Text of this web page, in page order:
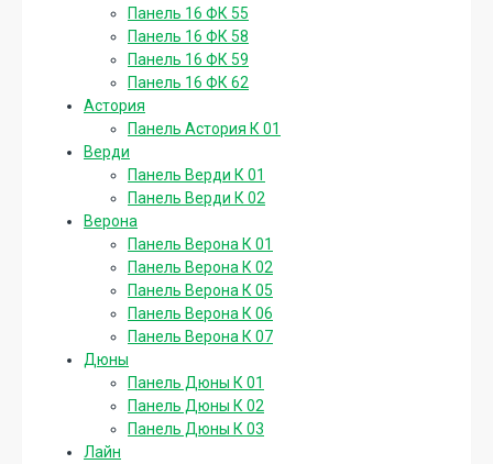
Панель 16 ФК 55
Панель 16 ФК 58
Панель 16 ФК 59
Панель 16 ФК 62
Астория
Панель Астория К 01
Верди
Панель Верди К 01
Панель Верди К 02
Верона
Панель Верона К 01
Панель Верона К 02
Панель Верона К 05
Панель Верона К 06
Панель Верона К 07
Дюны
Панель Дюны К 01
Панель Дюны К 02
Панель Дюны К 03
Лайн